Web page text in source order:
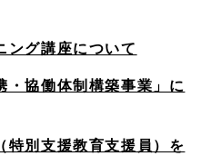
ング講座について
・協働体制構築事業」に
特別支援教育支援員）を